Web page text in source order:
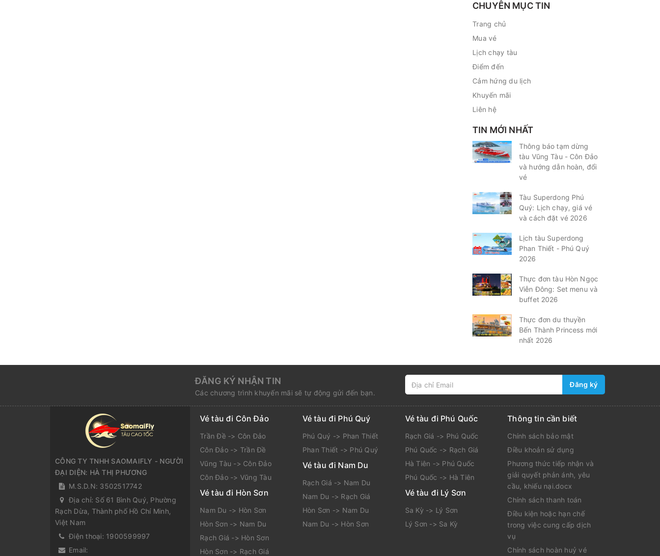
CHUYÊN MỤC TIN
Trang chủ
Mua vé
Lịch chạy tàu
Điểm đến
Cảm hứng du lịch
Khuyến mãi
Liên hệ
TIN MỚI NHẤT
Thông báo tạm dừng
tàu Vũng Tàu - Côn Đảo
và hướng dẫn hoàn, đổi
vé
Tàu Superdong Phú
Quý: Lịch chạy, giá vé
và cách đặt vé 2026
Lịch tàu Superdong
Phan Thiết - Phú Quý
2026
Thực đơn tàu Hòn Ngọc
Viễn Đông: Set menu và
buffet 2026
Thực đơn du thuyền
Bến Thành Princess mới
nhất 2026
ĐĂNG KÝ NHẬN TIN
Các chương trình khuyến mãi sẽ tự động gửi đến bạn.
Đăng ký
CÔNG TY TNHH SAOMAIFLY - NGƯỜI
ĐẠI DIỆN: HÀ THỊ PHƯƠNG
M.S.D.N: 3502517742
Địa chỉ: Số 61 Bình Quý, Phường
Rạch Dừa, Thành phố Hồ Chí Minh,
Việt Nam
Điện thoại: 1900599997
Email:
Vé tàu đi Côn Đảo
Trần Đề -> Côn Đảo
Côn Đảo -> Trần Đề
Vũng Tàu -> Côn Đảo
Côn Đảo -> Vũng Tàu
Vé tàu đi Hòn Sơn
Nam Du -> Hòn Sơn
Hòn Sơn -> Nam Du
Rạch Giá -> Hòn Sơn
Hòn Sơn -> Rạch Giá
Vé tàu đi Phú Quý
Phú Quý -> Phan Thiết
Phan Thiết -> Phú Quý
Vé tàu đi Nam Du
Rạch Giá -> Nam Du
Nam Du -> Rạch Giá
Hòn Sơn -> Nam Du
Nam Du -> Hòn Sơn
Vé tàu đi Phú Quốc
Rạch Giá -> Phú Quốc
Phú Quốc -> Rạch Giá
Hà Tiên -> Phú Quốc
Phú Quốc -> Hà Tiên
Vé tàu đi Lý Sơn
Sa Kỳ -> Lý Sơn
Lý Sơn -> Sa Kỳ
Thông tin cần biết
Chính sách bảo mật
Điều khoản sử dụng
Phương thức tiếp nhận và
giải quyết phản ánh, yêu
cầu, khiếu nại.docx
Chính sách thanh toán
Điều kiện hoặc hạn chế
trong việc cung cấp dịch
vụ
Chính sách hoàn huỷ vé